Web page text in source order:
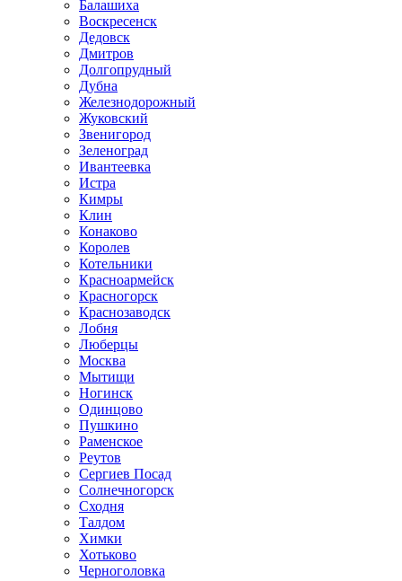
Балашиха
Воскресенск
Дедовск
Дмитров
Долгопрудный
Дубна
Железнодорожный
Жуковский
Звенигород
Зеленоград
Ивантеевка
Истра
Кимры
Клин
Конаково
Королев
Котельники
Красноармейск
Красногорск
Краснозаводск
Лобня
Люберцы
Москва
Мытищи
Ногинск
Одинцово
Пушкино
Раменское
Реутов
Сергиев Посад
Солнечногорск
Сходня
Талдом
Химки
Хотьково
Черноголовка